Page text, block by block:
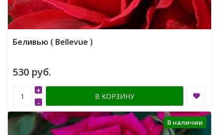
Беливью ( Bellevue )
530 руб.
-
+
В КОРЗИНУ
В наличии